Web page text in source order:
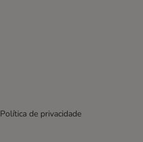
Política de privacidade